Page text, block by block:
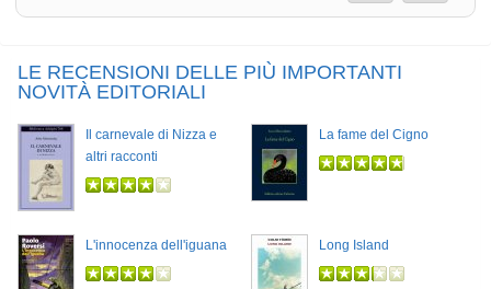
LE RECENSIONI DELLE PIÙ IMPORTANTI
NOVITÀ EDITORIALI
Il carnevale di Nizza e
altri racconti
La fame del Cigno
L'innocenza dell'iguana Long Island